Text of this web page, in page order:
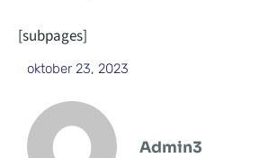
[subpages]
oktober 23, 2023
Admin3